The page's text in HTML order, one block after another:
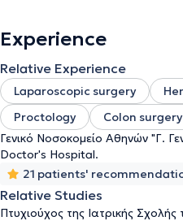
Experience
Relative Experience
Laparoscopic surgery
Proctology
Colon surgery
Γενικό Νοσοκομείο Αθηνών "Γ.
Doctor's Hospital.
21 patients'
Relative Studies
Πτυχιούχος της Ιατρικής